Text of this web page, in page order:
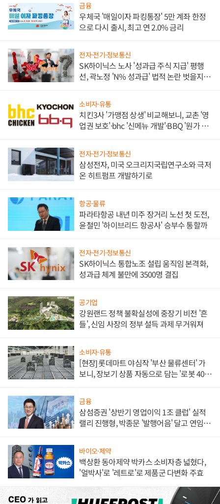
금융
우체국 '매일이자 파킹통장' 5만 계좌 한정
으로 다시 출시, 최고 연 2.0% 금리
전자·전기·정보통신
SK하이닉스 노사 '성과급 주식 지급' 평행
선, 곽노정 'N% 성과급' 법적 논란 벗을지 주
소비자·유통
치킨3사 '가맹점 상생' 비교해보니, 교촌 '영
업권 보호'·bhc '신메뉴 개발'·BBQ '원가 부
전자·전기·정보통신
삼성전자, 미국 오크리지국립연구소와 극저
온 히트펌프 개발하기로
항공·물류
파라타항공 내년 미주 장거리 노선 첫 도전,
윤철민 '하이브리드 항공사' 승부수 통할까
전자·전기·정보통신
SK하이닉스 통합노조 설립 움직임 본격화,
성과급 체계 불만에 3500명 결집
공기업
강원랜드 정책 불확실성에 중장기 비전 '흔
들', 신임 사장의 정부 설득 과제 무거워져
소비자·유통
[현장] 롯데마트 야심작 '부산 물류센터' 가
보니, 장보기 상품 자동으로 담는 '로봇 400
금융
삼섬증권 '상반기 영업이익 1조 클럽' 실적
랠리 진행형, 박종문 '발행어음' 달고 연임 향
바이오·제약
백상환 동아제약 박카스 소비자층 넓혔다,
'얼박사'로 '레트로'로 제품군 다변화 주효